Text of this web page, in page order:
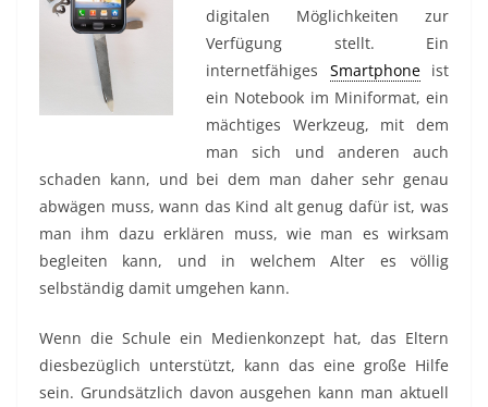
digitalen Möglichkeiten zur
Verfügung stellt. Ein
internetfähiges Smartphoneist
ein Notebook im Miniformat, ein
mächtiges Werkzeug, mit dem
man sich und anderen auch
schaden kann, und bei dem man daher sehr genau
abwägen muss, wann das Kind alt genug dafür ist, was
man ihm dazu erklären muss, wie man es wirksam
begleiten kann, und in welchem Alter es völlig
selbständig damit umgehen kann.
Wenn die Schule ein Medienkonzept hat, das Eltern
diesbezüglich unterstützt, kann das eine große Hilfe
sein. Grundsätzlich davon ausgehen kann man aktuell